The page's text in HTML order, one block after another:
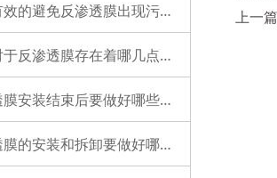
怎么有效的避免反渗透膜出现污染？
用户对于反渗透膜存在着哪几点误解？
反渗透膜安装结束后要做好哪些检查的工作？
反渗透膜的安装和拆卸要做好哪些准备？
上一